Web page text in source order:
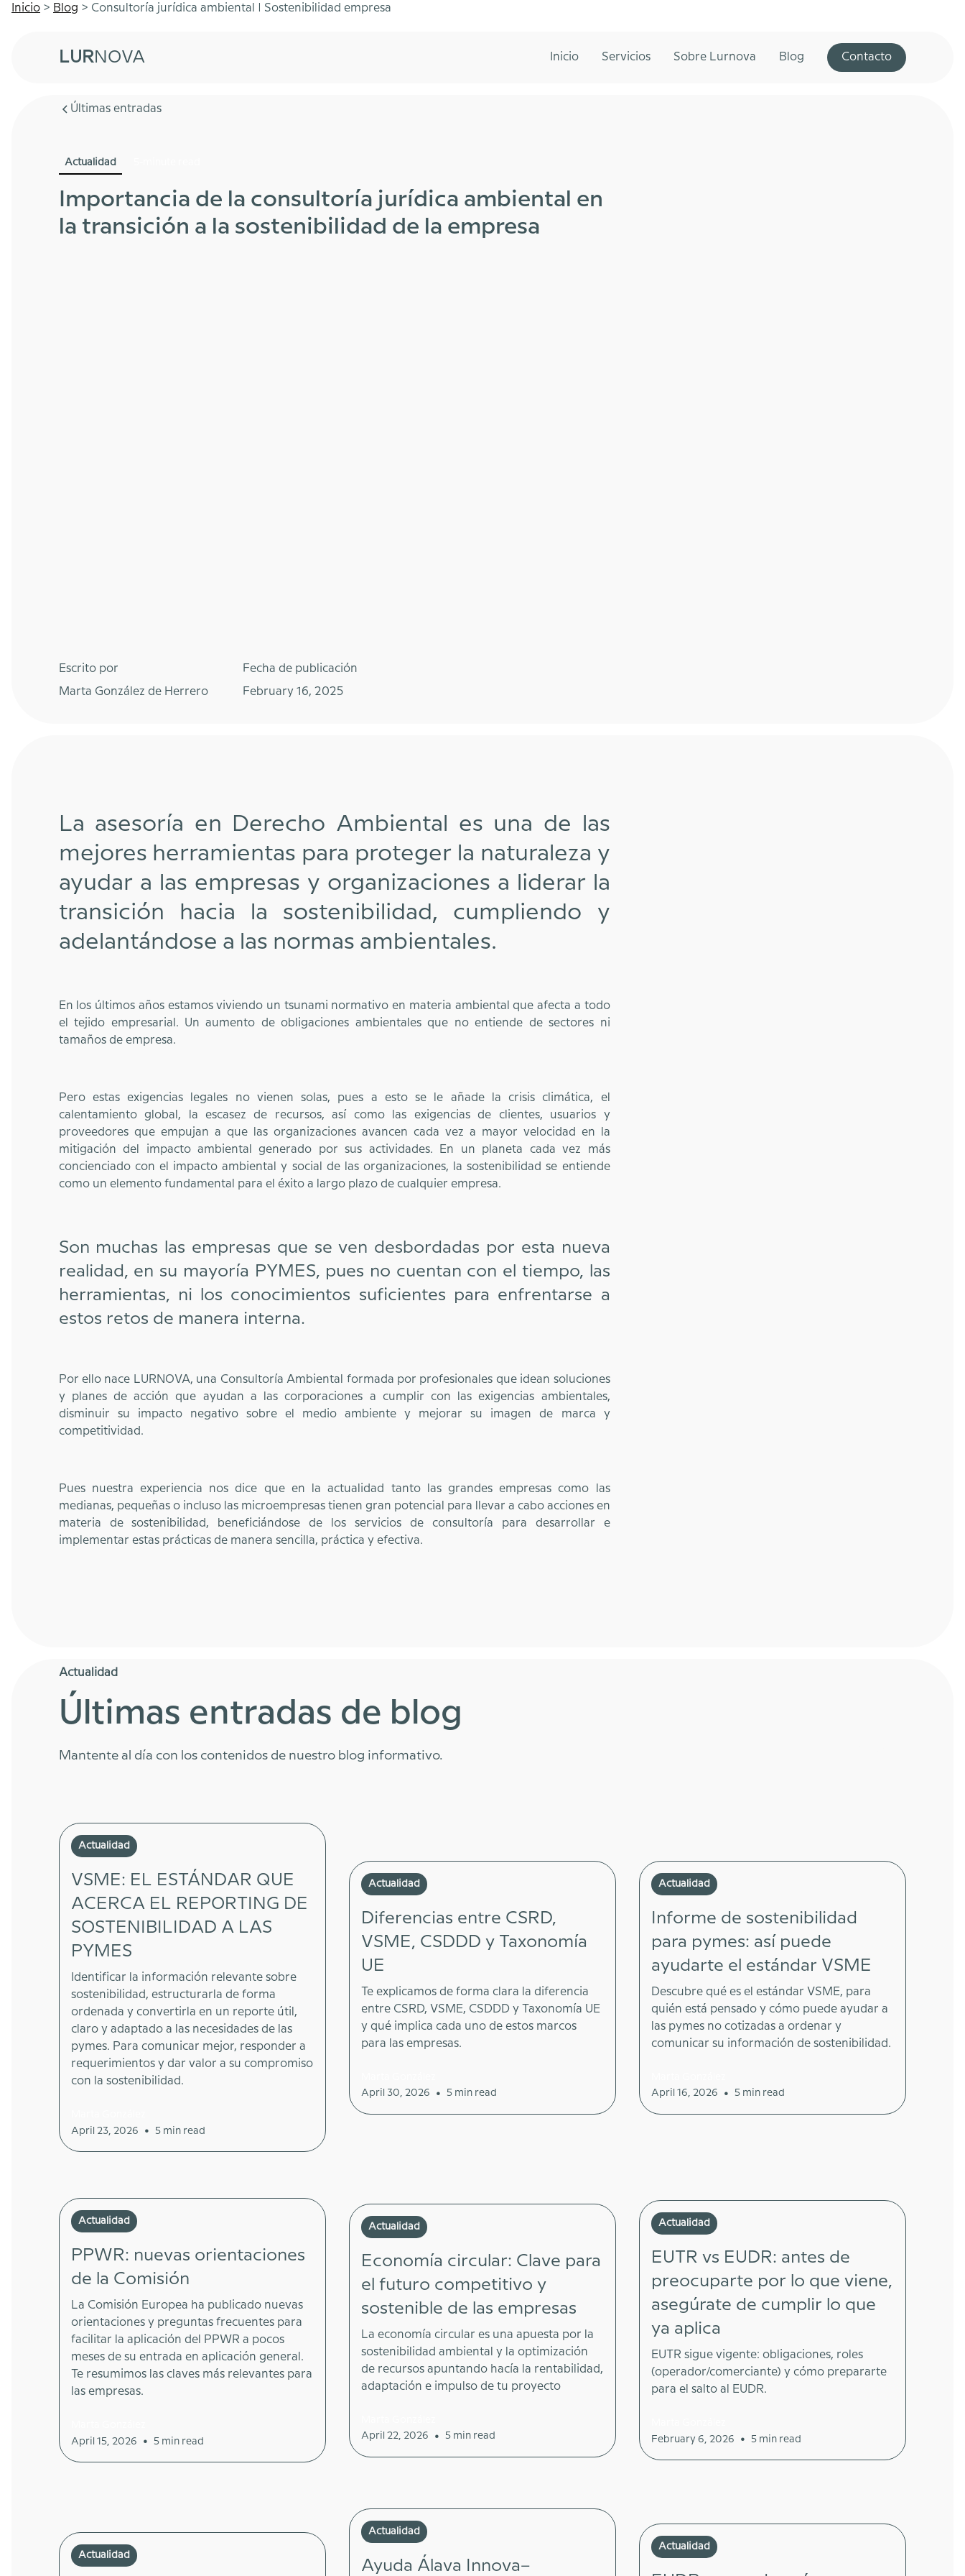
Inicio > Blog > Consultoría jurídica ambiental | Sostenibilidad empresa
LUR NOVA Inicio Servicios Sobre Lurnova Blog Contacto
Últimas entradas
Actualidad
Importancia de la consultoría jurídica ambiental en
la transición a la sostenibilidad de la empresa
Escrito por
Marta González de Herrero
Fecha de publicación
February 16, 2025
La asesoría en Derecho Ambiental es una de las
mejores herramientas para proteger la naturaleza y
ayudar a las empresas y organizaciones a liderar la
transición hacia la sostenibilidad, cumpliendo y
adelantándose a las normas ambientales.
En los últimos años estamos viviendo un tsunami normativo en materia ambiental que afecta a todo
el tejido empresarial. Un aumento de obligaciones ambientales que no entiende de sectores ni
tamaños de empresa.
Pero estas exigencias legales no vienen solas, pues a esto se le añade la crisis climática, el
calentamiento global, la escasez de recursos, así como las exigencias de clientes, usuarios y
proveedores que empujan a que las organizaciones avancen cada vez a mayor velocidad en la
mitigación del impacto ambiental generado por sus actividades. En un planeta cada vez más
concienciado con el impacto ambiental y social de las organizaciones, la sostenibilidad se entiende
como un elemento fundamental para el éxito a largo plazo de cualquier empresa.
Son muchas las empresas que se ven desbordadas por esta nueva
realidad, en su mayoría PYMES, pues no cuentan con el tiempo, las
herramientas, ni los conocimientos suficientes para enfrentarse a
estos retos de manera interna.
Por ello nace LURNOVA, una Consultoría Ambiental formada por profesionales que idean soluciones
y planes de acción que ayudan a las corporaciones a cumplir con las exigencias ambientales,
disminuir su impacto negativo sobre el medio ambiente y mejorar su imagen de marca y
competitividad.
Pues nuestra experiencia nos dice que en la actualidad tanto las grandes empresas como las
medianas, pequeñas o incluso las microempresas tienen gran potencial para llevar a cabo acciones en
materia de sostenibilidad, beneficiándose de los servicios de consultoría para desarrollar e
implementar estas prácticas de manera sencilla, práctica y efectiva.
Actualidad
Últimas entradas de blog
Mantente al día con los contenidos de nuestro blog informativo.
Actualidad
VSME: EL ESTÁNDAR QUE
ACERCA EL REPORTING DE
SOSTENIBILIDAD A LAS
PYMES
Identificar la información relevante sobre
sostenibilidad, estructurarla de forma
ordenada y convertirla en un reporte útil,
claro y adaptado a las necesidades de las
pymes. Para comunicar mejor, responder a
requerimientos y dar valor a su compromiso
con la sostenibilidad.
April 23, 2026
• 5 min read
Actualidad
Diferencias entre CSRD,
VSME, CSDDD y Taxonomía
UE
Te explicamos de forma clara la diferencia
entre CSRD, VSME, CSDDD y Taxonomía UE
y qué implica cada uno de estos marcos
para las empresas.
April 30, 2026
• 5 min read
Actualidad
Informe de sostenibilidad
para pymes: así puede
ayudarte el estándar VSME
Descubre qué es el estándar VSME, para
quién está pensado y cómo puede ayudar a
las pymes no cotizadas a ordenar y
comunicar su información de sostenibilidad.
April 16, 2026
• 5 min read
Actualidad
PPWR: nuevas orientaciones
de la Comisión
La Comisión Europea ha publicado nuevas
orientaciones y preguntas frecuentes para
facilitar la aplicación del PPWR a pocos
meses de su entrada en aplicación general.
Te resumimos las claves más relevantes para
las empresas.
April 15, 2026
• 5 min read
Actualidad
Economía circular: Clave para
el futuro competitivo y
sostenible de las empresas
La economía circular es una apuesta por la
sostenibilidad ambiental y la optimización
de recursos apuntando hacía la rentabilidad,
adaptación e impulso de tu proyecto
April 22, 2026
• 5 min read
Actualidad
EUTR vs EUDR: antes de
preocuparte por lo que viene,
asegúrate de cumplir lo que
ya aplica
EUTR sigue vigente: obligaciones, roles
(operador/comerciante) y cómo prepararte
para el salto al EUDR.
February 6, 2026
• 5 min read
Actualidad
Actualidad
Ayuda Álava Innova–
Actualidad